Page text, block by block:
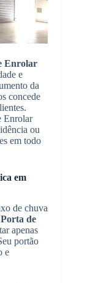
Enrolar
e
da
concede
Enrolar
ou
em todo
em
de chuva
Porta de
apenas
portão
e